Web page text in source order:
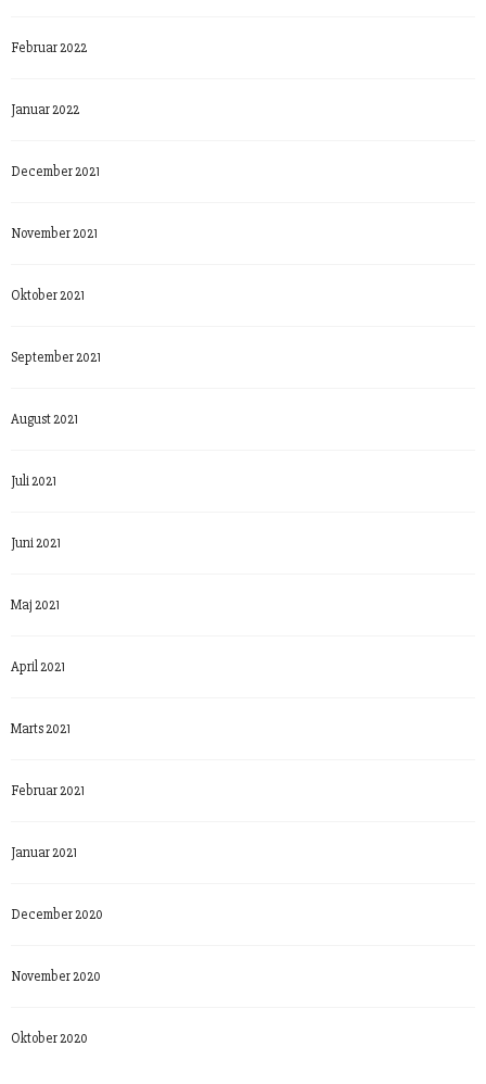
Februar 2022
Januar 2022
December 2021
November 2021
Oktober 2021
September 2021
August 2021
Juli 2021
Juni 2021
Maj 2021
April 2021
Marts 2021
Februar 2021
Januar 2021
December 2020
November 2020
Oktober 2020